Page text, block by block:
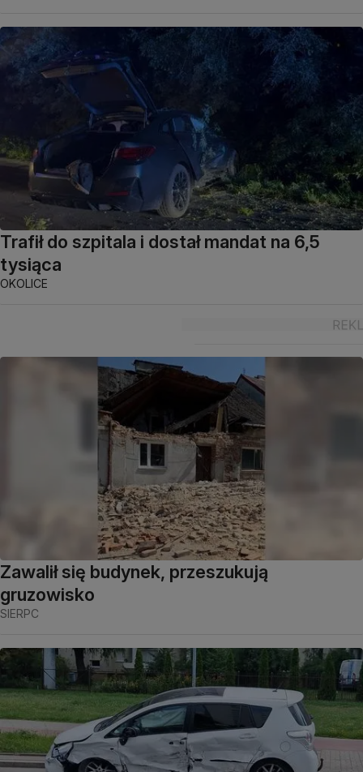
Trafił do szpitala i dostał mandat na 6,5
tysiąca
OKOLICE
Zawalił się budynek, przeszukują
gruzowisko
SIERPC